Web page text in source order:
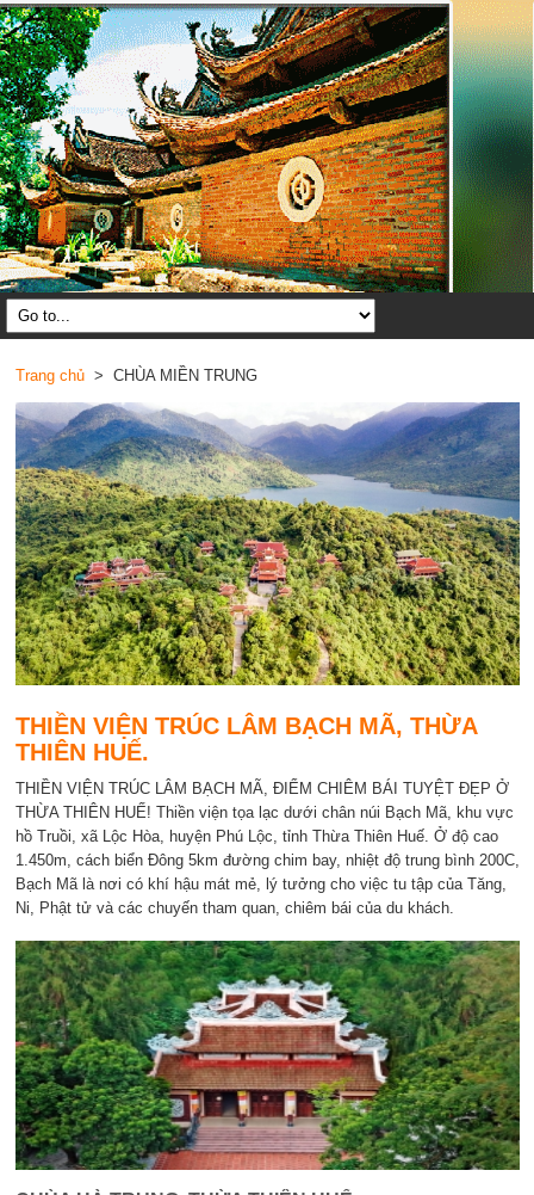
Trang chủ> CHÙA MIỀN TRUNG
THIỀN VIỆN TRÚC LÂM BẠCH MÃ, THỪA
THIÊN HUẾ.
THIỀN VIỆN TRÚC LÂM BẠCH MÃ, ĐIỂM CHIÊM BÁI TUYỆT ĐẸP Ở
THỪA THIÊN HUẾ! Thiền viện tọa lạc dưới chân núi Bạch Mã, khu vực
hồ Truồi, xã Lộc Hòa, huyện Phú Lộc, tỉnh Thừa Thiên Huế. Ở độ cao
1.450m, cách biển Đông 5km đường chim bay, nhiệt độ trung bình 200C,
Bạch Mã là nơi có khí hậu mát mẻ, lý tưởng cho việc tu tập của Tăng,
Ni, Phật tử và các chuyến tham quan, chiêm bái của du khách.